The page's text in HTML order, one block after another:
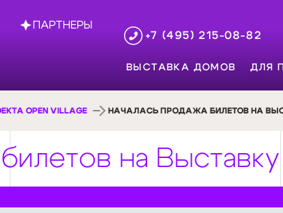
ПАРТНЕРЫ
+7 (495) 215-08-82
ВЫСТАВКА ДОМОВ ДЛЯ
OPEN VILLAGE НАЧАЛАСЬ ПРОДАЖА БИЛЕТОВ НА
на